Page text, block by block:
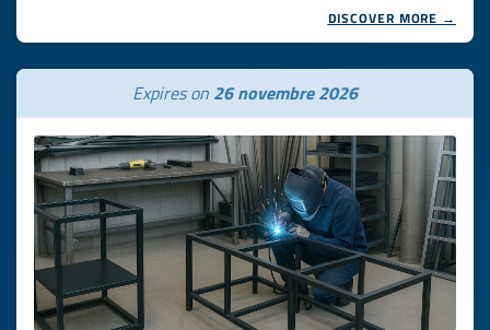
DISCOVER MORE →
Expires on 26 novembre 2026